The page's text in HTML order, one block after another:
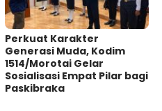
Perkuat Karakter
Generasi Muda, Kodim
1514/Morotai Gelar
Sosialisasi Empat Pilar bagi
Paskibraka